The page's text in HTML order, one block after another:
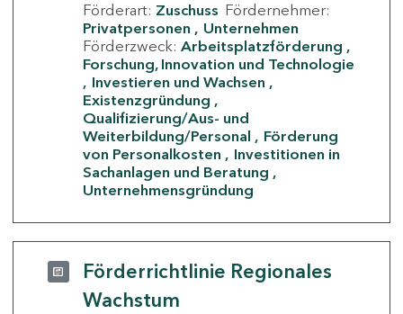
Förderart: Zuschuss Fördernehmer:
Privatpersonen
Unternehmen
Förderzweck: Arbeitsplatzförderung
Forschung, Innovation und Technologie
Investieren und Wachsen
Existenzgründung
Qualifizierung/Aus- und
Weiterbildung/Personal
Förderung
von Personalkosten
Investitionen in
Sachanlagen und Beratung
Unternehmensgründung
Förderrichtlinie Regionales
Wachstum